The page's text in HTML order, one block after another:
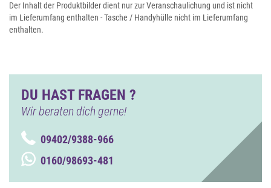
Der Inhalt der Produktbilder dient nur zur Veranschaulichung und ist nicht
im Lieferumfang enthalten - Tasche / Handyhülle nicht im Lieferumfang
enthalten.
DU HAST FRAGEN ?
Wir beraten dich gerne!
09402/9388-966
0160/98693-481